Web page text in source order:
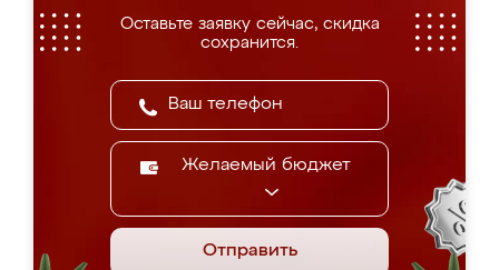
Оставьте заявку сейчас, скидка
сохранится.
Желаемый бюджет
Отправить